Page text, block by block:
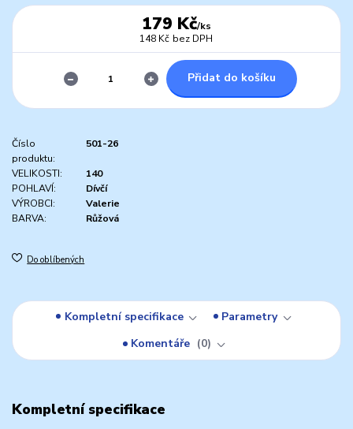
179 Kč/ks
148 Kč bez DPH
Přidat do košíku
Číslo
produktu:
501-26
VELIKOSTI:
140
POHLAVÍ:
Dívčí
VÝROBCI:
Valerie
BARVA:
Růžová
Do oblíbených
Kompletní specifikace
Parametry
Komentáře
0
Kompletní specifikace